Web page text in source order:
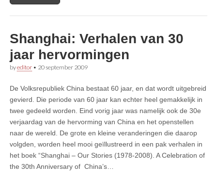
Shanghai: Verhalen van 30
jaar hervormingen
byeditor • 20 september 2009
De Volksrepubliek China bestaat 60 jaar, en dat wordt uitgebreid
gevierd. Die periode van 60 jaar kan echter heel gemakkelijk in
twee gedeeld worden. Eind vorig jaar was namelijk ook de 30e
verjaardag van de hervorming van China en het openstellen
naar de wereld. De grote en kleine veranderingen die daarop
volgden, worden heel mooi geïllustreerd in een pak verhalen in
het boek “Shanghai – Our Stories (1978-2008). A Celebration of
the 30th Anniversary of China’s…